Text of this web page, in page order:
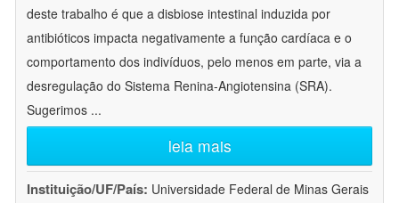
deste trabalho é que a disbiose intestinal induzida por
antibióticos impacta negativamente a função cardíaca e o
comportamento dos indivíduos, pelo menos em parte, via a
desregulação do Sistema Renina-Angiotensina (SRA).
Sugerimos ...
leia mais
Instituição/UF/País: Universidade Federal de Minas Gerais